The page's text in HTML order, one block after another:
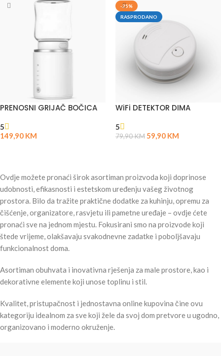
PRENOSNI GRIJAČ BOČICA
5
149,90 KM
-25%
RASPRODANO
WiFi DETEKTOR DIMA
5
79,90KM59,90 KM
Ovdje možete pronaći širok asortiman proizvoda koji doprinose
udobnosti, efikasnosti i estetskom uređenju vašeg životnog
prostora. Bilo da tražite praktične dodatke za kuhinju, opremu za
čišćenje, organizatore, rasvjetu ili pametne uređaje – ovdje ćete
pronaći sve na jednom mjestu. Fokusirani smo na proizvode koji
štede vrijeme, olakšavaju svakodnevne zadatke i poboljšavaju
funkcionalnost doma.
Asortiman obuhvata i inovativna rješenja za male prostore, kao i
dekorativne elemente koji unose toplinu i stil.
Kvalitet, pristupačnost i jednostavna online kupovina čine ovu
kategoriju idealnom za sve koji žele da svoj dom pretvore u ugodno,
organizovano i moderno okruženje.